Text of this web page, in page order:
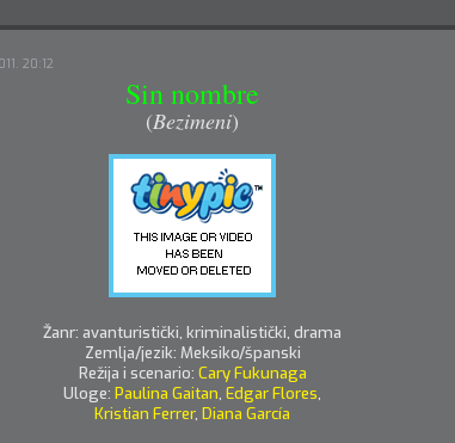
20:12
Sin nombre
(Bezimeni)
Žanr: avanturistički, kriminalistički, drama
Zemlja/jezik: Meksiko/španski
Režija i scenario: Cary Fukunaga
Uloge: Paulina Gaitan, Edgar Flores,
Kristian Ferrer, Diana García